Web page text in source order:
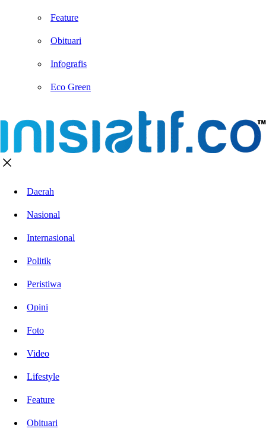
Feature
Obituari
Infografis
Eco Green
Daerah
Nasional
Internasional
Politik
Peristiwa
Opini
Foto
Video
Lifestyle
Feature
Obituari